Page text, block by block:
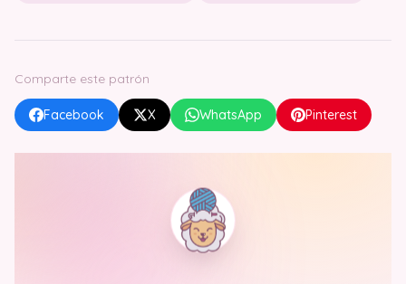
Comparte este patrón
Facebook X WhatsApp Pinterest